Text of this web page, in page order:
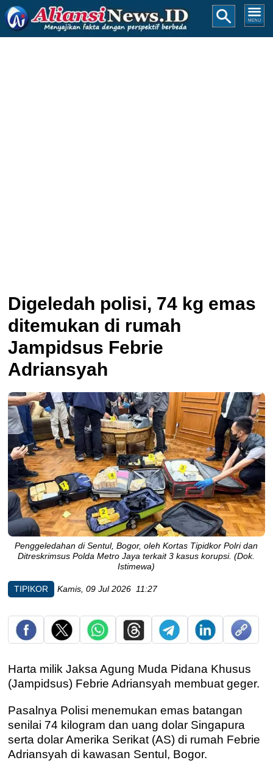
Digeledah polisi, 74 kg emas
ditemukan di rumah
Jampidsus Febrie
Adriansyah
Penggeledahan di Sentul, Bogor, oleh Kortas Tipidkor Polri dan
Ditreskrimsus Polda Metro Jaya terkait 3 kasus korupsi. (Dok.
Istimewa)
TIPIKOR Kamis, 09 Jul 2026 11:27
Harta milik Jaksa Agung Muda Pidana Khusus
(Jampidsus) Febrie Adriansyah membuat geger.
Pasalnya Polisi menemukan emas batangan
senilai 74 kilogram dan uang dolar Singapura
serta dolar Amerika Serikat (AS) di rumah Febrie
Adriansyah di kawasan Sentul, Bogor.